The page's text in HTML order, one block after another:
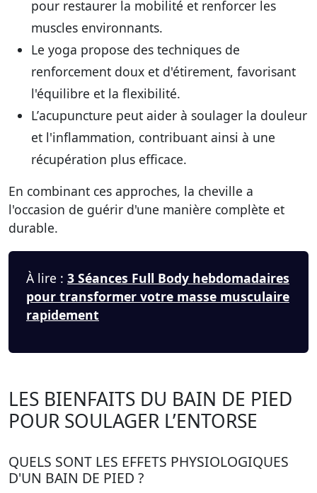
pour restaurer la mobilité et renforcer les
muscles environnants.
Le yoga propose des techniques de
renforcement doux et d'étirement, favorisant
l'équilibre et la flexibilité.
L’acupuncture peut aider à soulager la douleur
et l'inflammation, contribuant ainsi à une
récupération plus efficace.
En combinant ces approches, la cheville a
l'occasion de guérir d'une manière complète et
durable.
À lire : 3 Séances Full Body hebdomadaires
pour transformer votre masse musculaire
rapidement
LES BIENFAITS DU BAIN DE PIED
POUR SOULAGER L’ENTORSE
QUELS SONT LES EFFETS PHYSIOLOGIQUES
D'UN BAIN DE PIED ?